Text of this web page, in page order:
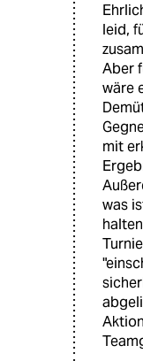
leid,
Aber
wäre
mit
was